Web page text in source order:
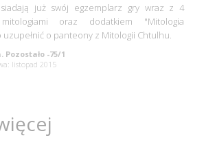
już swój egzemplarz gry wraz z 4
mitologiami oraz dodatkiem "Mitologia
uzupełnić o panteony z Mitologii Chtulhu.
-75/1
listopad 2015